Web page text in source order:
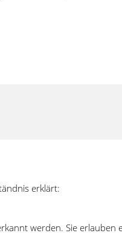
erklärt:
werden. Sie erlauben